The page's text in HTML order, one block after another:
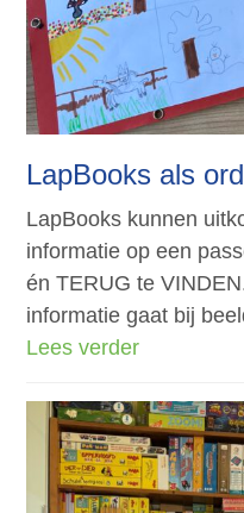
LapBooks als
LapBooks kunnen
informatie op een
én TERUG te
informatie gaat bij
Lees verder